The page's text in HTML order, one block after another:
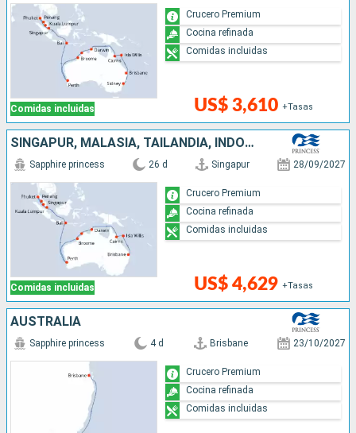
Comidas incluidas US$ 3,610 +Tasas
Crucero Premium
Cocina refinada
Comidas incluidas
SINGAPUR, MALASIA, TAILANDIA, INDONESIA, AUSTRALIA, REINO UNIDO
Comidas incluidas
Sapphire princess 26 d Singapur 28/09/2027
US$ 4,629 +Tasas
Crucero Premium
Cocina refinada
Comidas incluidas
AUSTRALIA
Sapphire princess 4 d Brisbane 23/10/2027
Crucero Premium
Cocina refinada
Comidas incluidas